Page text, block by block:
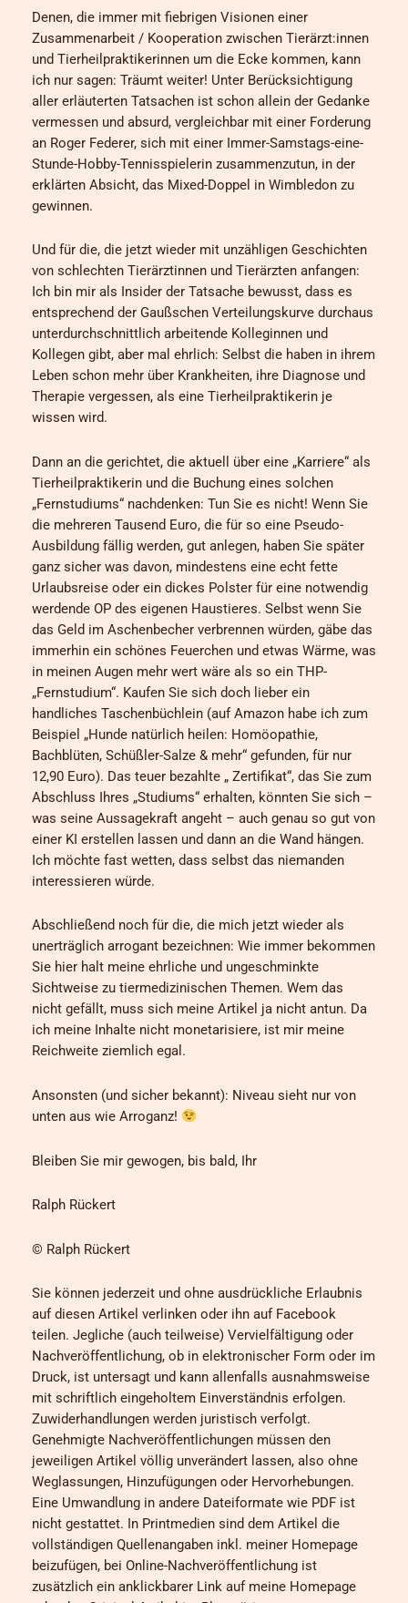
Denen, die immer mit fiebrigen Visionen einer
Zusammenarbeit / Kooperation zwischen Tierärzt:innen
und Tierheilpraktikerinnen um die Ecke kommen, kann
ich nur sagen: Träumt weiter! Unter Berücksichtigung
aller erläuterten Tatsachen ist schon allein der Gedanke
vermessen und absurd, vergleichbar mit einer Forderung
an Roger Federer, sich mit einer Immer-Samstags-eine-
Stunde-Hobby-Tennisspielerin zusammenzutun, in der
erklärten Absicht, das Mixed-Doppel in Wimbledon zu
gewinnen.
Und für die, die jetzt wieder mit unzähligen Geschichten
von schlechten Tierärztinnen und Tierärzten anfangen:
Ich bin mir als Insider der Tatsache bewusst, dass es
entsprechend der Gaußschen Verteilungskurve durchaus
unterdurchschnittlich arbeitende Kolleginnen und
Kollegen gibt, aber mal ehrlich: Selbst die haben in ihrem
Leben schon mehr über Krankheiten, ihre Diagnose und
Therapie vergessen, als eine Tierheilpraktikerin je
wissen wird.
Dann an die gerichtet, die aktuell über eine „Karriere“ als
Tierheilpraktikerin und die Buchung eines solchen
„Fernstudiums“ nachdenken: Tun Sie es nicht! Wenn Sie
die mehreren Tausend Euro, die für so eine Pseudo-
Ausbildung fällig werden, gut anlegen, haben Sie später
ganz sicher was davon, mindestens eine echt fette
Urlaubsreise oder ein dickes Polster für eine notwendig
werdende OP des eigenen Haustieres. Selbst wenn Sie
das Geld im Aschenbecher verbrennen würden, gäbe das
immerhin ein schönes Feuerchen und etwas Wärme, was
in meinen Augen mehr wert wäre als so ein THP-
„Fernstudium“. Kaufen Sie sich doch lieber ein
handliches Taschenbüchlein (auf Amazon habe ich zum
Beispiel „Hunde natürlich heilen: Homöopathie,
Bachblüten, Schüßler-Salze & mehr“ gefunden, für nur
12,90 Euro). Das teuer bezahlte „ Zertifikat“, das Sie zum
Abschluss Ihres „Studiums“ erhalten, könnten Sie sich –
was seine Aussagekraft angeht – auch genau so gut von
einer KI erstellen lassen und dann an die Wand hängen.
Ich möchte fast wetten, dass selbst das niemanden
interessieren würde.
Abschließend noch für die, die mich jetzt wieder als
unerträglich arrogant bezeichnen: Wie immer bekommen
Sie hier halt meine ehrliche und ungeschminkte
Sichtweise zu tiermedizinischen Themen. Wem das
nicht gefällt, muss sich meine Artikel ja nicht antun. Da
ich meine Inhalte nicht monetarisiere, ist mir meine
Reichweite ziemlich egal.
Ansonsten (und sicher bekannt): Niveau sieht nur von
unten aus wie Arroganz!
Bleiben Sie mir gewogen, bis bald, Ihr
Ralph Rückert
© Ralph Rückert
Sie können jederzeit und ohne ausdrückliche Erlaubnis
auf diesen Artikel verlinken oder ihn auf Facebook
teilen. Jegliche (auch teilweise) Vervielfältigung oder
Nachveröffentlichung, ob in elektronischer Form oder im
Druck, ist untersagt und kann allenfalls ausnahmsweise
mit schriftlich eingeholtem Einverständnis erfolgen.
Zuwiderhandlungen werden juristisch verfolgt.
Genehmigte Nachveröffentlichungen müssen den
jeweiligen Artikel völlig unverändert lassen, also ohne
Weglassungen, Hinzufügungen oder Hervorhebungen.
Eine Umwandlung in andere Dateiformate wie PDF ist
nicht gestattet. In Printmedien sind dem Artikel die
vollständigen Quellenangaben inkl. meiner Homepage
beizufügen, bei Online-Nachveröffentlichung ist
zusätzlich ein anklickbarer Link auf meine Homepage